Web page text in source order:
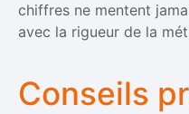
chiffres ne mentent
avec la rigueur de la
Conseils